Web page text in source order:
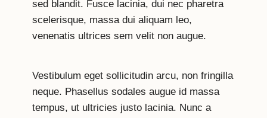
sed blandit. Fusce lacinia, dui nec pharetra
scelerisque, massa dui aliquam leo,
venenatis ultrices sem velit non augue.
Vestibulum eget sollicitudin arcu, non fringilla
neque. Phasellus sodales augue id massa
tempus, ut ultricies justo lacinia. Nunc a